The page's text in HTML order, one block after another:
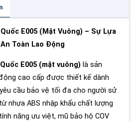
Quốc E005 (Mặt Vuông) – Sự Lựa
Toàn Lao Động
E005 (mặt vuông) là sản
cao cấp được thiết kế dành
cầu bảo vệ tối đa cho người sử
nhựa ABS nhập khẩu chất lượng
năng ưu việt, mũ bảo hộ COV